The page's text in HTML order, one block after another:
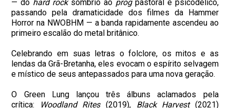
— do hard rocksombrio ao progpastoral e psicodélico,
passando pela dramaticidade dos filmes da Hammer
Horror na NWOBHM — a banda rapidamente ascendeu ao
primeiro escalão do metal britânico.
Celebrando em suas letras o folclore, os mitos e as
lendas da Grã-Bretanha, eles evocam o espírito selvagem
e místico de seus antepassados para uma nova geração.
O Green Lung lançou três álbuns aclamados pela
crítica:
Woodland Rites(2019), Black Harvest(2021)